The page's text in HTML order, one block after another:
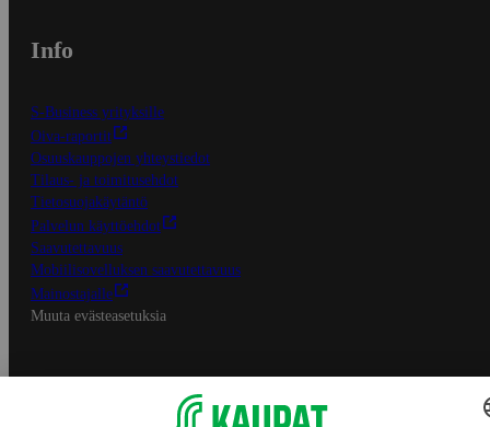
Info
S-Business yrityksille
Oiva-raportit
Osuuskauppojen yhteystiedot
Tilaus- ja toimitusehdot
Tietosuojakäytäntö
Palvelun käyttöehdot
Saavutettavuus
Mobiilisovelluksen saavutettavuus
Mainostajalle
Muuta evästeasetuksia
S-ryhmän palvelut